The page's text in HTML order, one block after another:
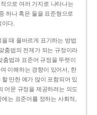
으로 여러 가지로 나타나는
하나 혹은 둘을 표준형으로
이다.
때 올바르게 표기하는 방법
춤법의 전제가 되는 규정이라
법과 표준어 규정을 뚜렷이
이해하는 경향이 있어서, 한
만한 예가 많이 포함되어 있
어문 규정을 제공하려는 의도
는 표준어를 정하는 사회적,